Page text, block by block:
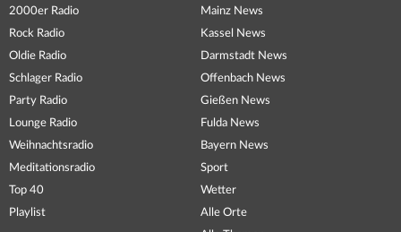
2000er Radio
Rock Radio
Oldie Radio
Schlager Radio
Party Radio
Lounge Radio
Weihnachtsradio
Meditationsradio
Top 40
Playlist
Mainz News
Kassel News
Darmstadt News
Offenbach News
Gießen News
Fulda News
Bayern News
Sport
Wetter
Alle Orte